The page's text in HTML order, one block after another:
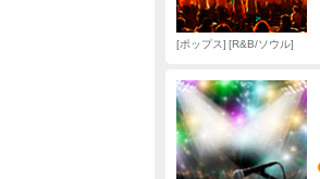
ポップス R&B/ソウル